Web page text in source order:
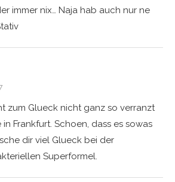
immer nix… Naja hab auch nur ne
zum Glueck nicht ganz so verranzt
Frankfurt. Schoen, dass es sowas
dir viel Glueck bei der
Superformel.